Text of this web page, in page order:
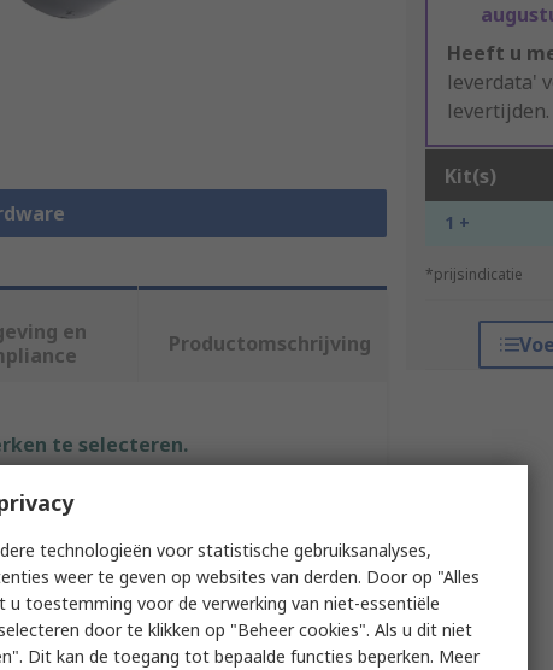
Heeft u
leverdata'
levertijden.
Kit(s)
1 +
*prijsindicatie
en
Productomschrijving
te selecteren.
nVent SCHROFF
Castor
Castor Kit
technologieën voor statistische gebruiksanalyses,
weer te geven op websites van derden. Door op "Alles
u toestemming voor de verwerking van niet-essentiële
door te klikken op "Beheer cookies". Als u dit niet
Dit kan de toegang tot bepaalde functies beperken. Meer